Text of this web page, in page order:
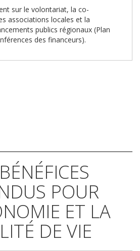
sur le volontariat, la co-
associations locales et la
publics régionaux (Plan
des financeurs).
POUR
ET LA
DE VIE